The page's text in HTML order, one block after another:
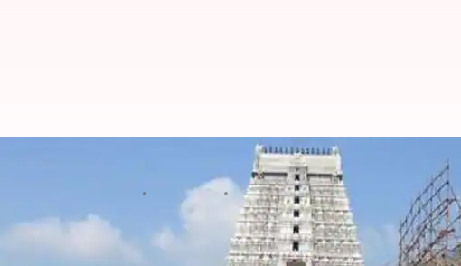
திருவண்ணாமலை
Nov 23, 2023 09:00 pm
செய்தி முன்னோட்டம்